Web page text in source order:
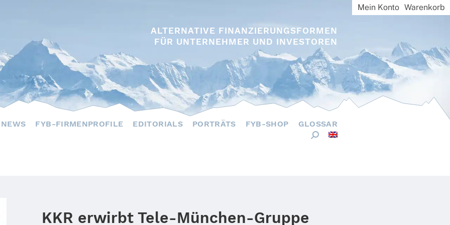
ALTERNATIVE FINANZIERUNGSFORMEN
FÜR UNTERNEHMER UND INVESTOREN
Mein Konto Warenkorb
NEWS FYB-FIRMENPROFILE EDITORIALS PORTRÄTS FYB-SHOP GLOSSAR
KKR erwirbt Tele-München-Gruppe